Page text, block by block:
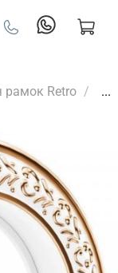
рамок Retro ...